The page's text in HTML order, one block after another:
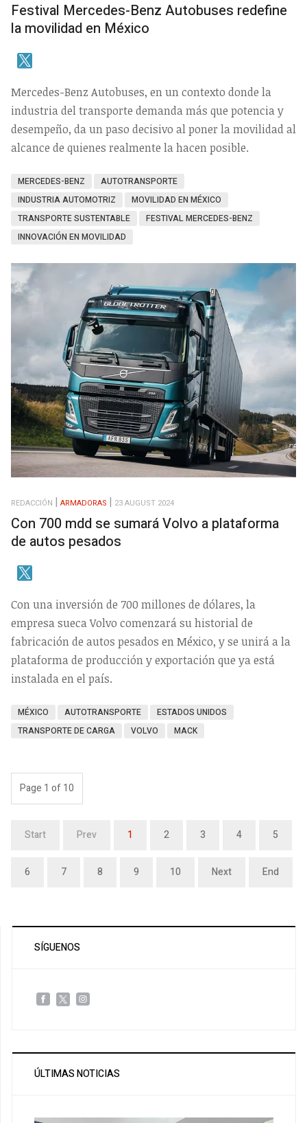
Festival Mercedes-Benz Autobuses redefine
la movilidad en México
Mercedes-Benz Autobuses, en un contexto donde la
industria del transporte demanda más que potencia y
desempeño, da un paso decisivo al poner la movilidad al
alcance de quienes realmente la hacen posible.
MERCEDES-BENZ
AUTOTRANSPORTE
INDUSTRIA AUTOMOTRIZ
MOVILIDAD EN MÉXICO
TRANSPORTE SUSTENTABLE
FESTIVAL MERCEDES-BENZ
INNOVACIÓN EN MOVILIDAD
REDACCIÓN ARMADORAS 23 AUGUST 2024
Con 700 mdd se sumará Volvo a plataforma
de autos pesados
Con una inversión de 700 millones de dólares, la
empresa sueca Volvo comenzará su historial de
fabricación de autos pesados en México, y se unirá a la
plataforma de producción y exportación que ya está
instalada en el país.
MÉXICO AUTOTRANSPORTE
ESTADOS UNIDOS
TRANSPORTE DE CARGA
VOLVO MACK
Page 1 of 10
Start Prev 1 2 3 4 5
6 7 8 9 10 Next End
SÍGUENOS
ÚLTIMAS NOTICIAS